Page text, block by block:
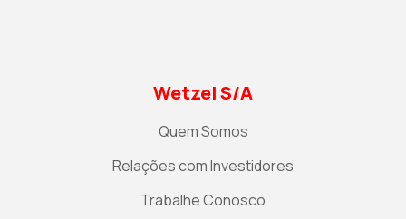
Wetzel S/A
Quem Somos
Relações com Investidores
Trabalhe Conosco